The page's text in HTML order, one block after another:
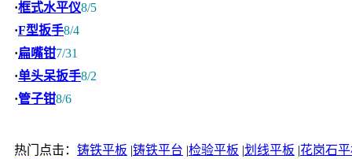
·框式水平仪8/5
·F型扳手8/4
·扁嘴钳7/31
·单头呆扳手8/2
·管子钳8/6
热门点击： 铸铁平板 |铸铁平台 |检验平板 |划线平板 |花岗石